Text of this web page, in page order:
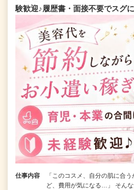
験歓迎♪履歴書・面接不要でスグ
仕事内容
「このコスメ、自分の肌に合
ど、費用が気になる…」 そん